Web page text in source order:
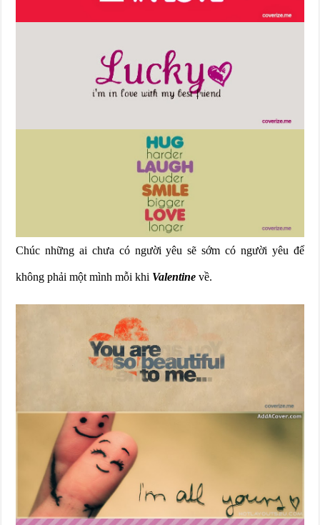
Chúc những ai chưa có người yêu sẽ sớm có người yêu để
không phải một mình mỗi khi Valentine về.